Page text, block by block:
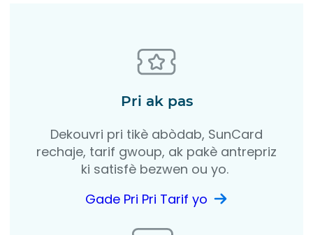
Pri ak pas
Dekouvri pri tikè abòdab, SunCard
rechaje, tarif gwoup, ak pakè antrepriz
ki satisfè bezwen ou yo.
Gade Pri Pri Tarif yo